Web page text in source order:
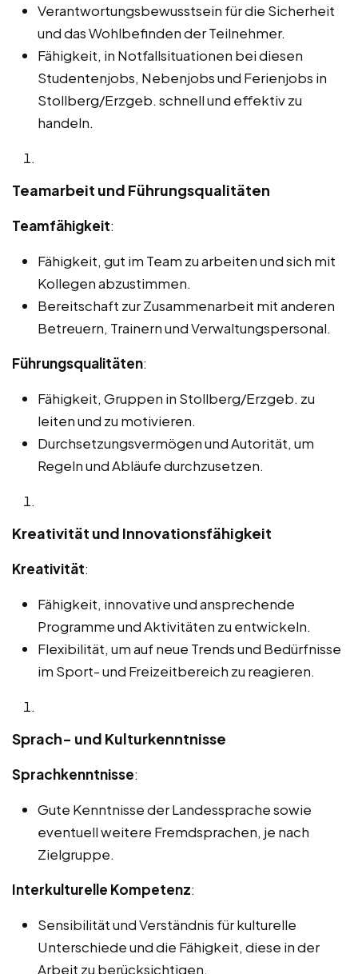
Verantwortungsbewusstsein für die Sicherheit
und das Wohlbefinden der Teilnehmer.
Fähigkeit, in Notfallsituationen bei diesen
Studentenjobs, Nebenjobs und Ferienjobs in
Stollberg/Erzgeb. schnell und effektiv zu
handeln.
Teamarbeit und Führungsqualitäten
Teamfähigkeit:
Fähigkeit, gut im Team zu arbeiten und sich mit
Kollegen abzustimmen.
Bereitschaft zur Zusammenarbeit mit anderen
Betreuern, Trainern und Verwaltungspersonal.
Führungsqualitäten:
Fähigkeit, Gruppen in Stollberg/Erzgeb. zu
leiten und zu motivieren.
Durchsetzungsvermögen und Autorität, um
Regeln und Abläufe durchzusetzen.
Kreativität und Innovationsfähigkeit
Kreativität:
Fähigkeit, innovative und ansprechende
Programme und Aktivitäten zu entwickeln.
Flexibilität, um auf neue Trends und Bedürfnisse
im Sport- und Freizeitbereich zu reagieren.
Sprach- und Kulturkenntnisse
Sprachkenntnisse:
Gute Kenntnisse der Landessprache sowie
eventuell weitere Fremdsprachen, je nach
Zielgruppe.
Interkulturelle Kompetenz:
Sensibilität und Verständnis für kulturelle
Unterschiede und die Fähigkeit, diese in der
Arbeit zu berücksichtigen.